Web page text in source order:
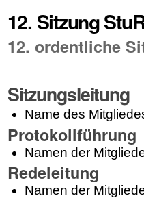
12. Sitzung
12. ordentliche
Sitzungsleitung
Name des
Protokollführung
Namen der
Redeleitung
Namen der